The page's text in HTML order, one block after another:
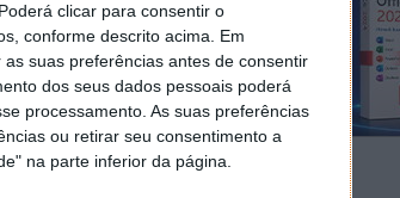
clicar para consentir o
conforme descrito acima. Em
suas preferências antes de consentir
dos seus dados pessoais poderá
processamento. As suas preferências
ou retirar seu consentimento a
na parte inferior da página.